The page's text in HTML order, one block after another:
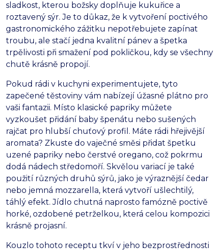
sladkost, kterou božsky doplňuje kukuřice a
roztavený sýr. Je to důkaz, že k vytvoření poctivého
gastronomického zážitku nepotřebujete zapínat
troubu, ale stačí jedna kvalitní pánev a špetka
trpělivosti při smažení pod pokličkou, kdy se všechny
chutě krásně propojí.
Pokud rádi v kuchyni experimentujete, tyto
zapečené těstoviny vám nabízejí úžasné plátno pro
vaši fantazii. Místo klasické papriky můžete
vyzkoušet přidání baby špenátu nebo sušených
rajčat pro hlubší chuťový profil. Máte rádi hřejivější
aromata? Zkuste do vaječné směsi přidat špetku
uzené papriky nebo čerstvé oregano, což pokrmu
dodá nádech středomoří. Skvělou variací je také
použití různých druhů sýrů, jako je výraznější čedar
nebo jemná mozzarella, která vytvoří ušlechtilý,
táhlý efekt. Jídlo chutná naprosto famózně poctivě
horké, ozdobené petrželkou, která celou kompozici
krásně projasní.
Kouzlo tohoto receptu tkví v jeho bezprostřednosti